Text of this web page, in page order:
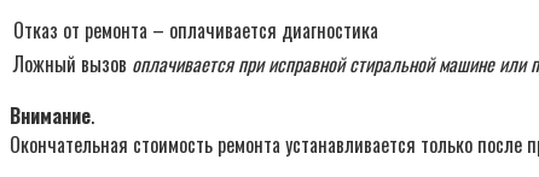
Отказ от ремонта – оплачивается диагностика
Ложный вызов оплачивается при исправной стиральной машине или
Внимание.
Окончательная стоимость ремонта устанавливается только после